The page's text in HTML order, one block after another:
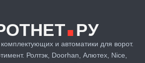
.РУ
и автоматики для ворот.
Ролтэк, Doorhan, Алютех, Nice,